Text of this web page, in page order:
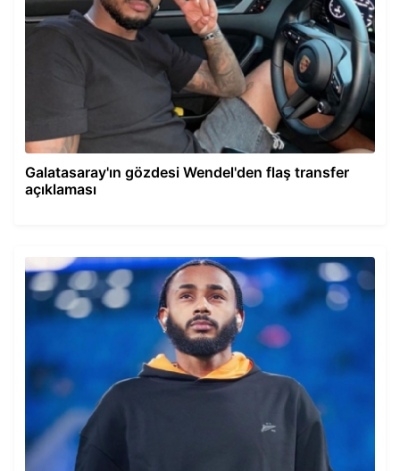
Galatasaray'ın gözdesi Wendel'den flaş transfer
açıklaması